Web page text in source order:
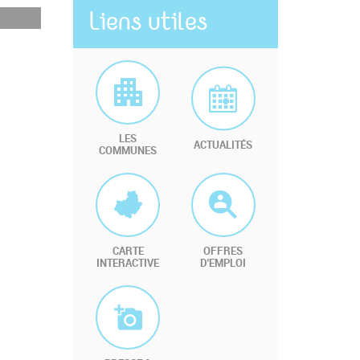
Liens utiles
LES
COMMUNES
ACTUALITÉS
CARTE
INTERACTIVE
OFFRES
D'EMPLOI